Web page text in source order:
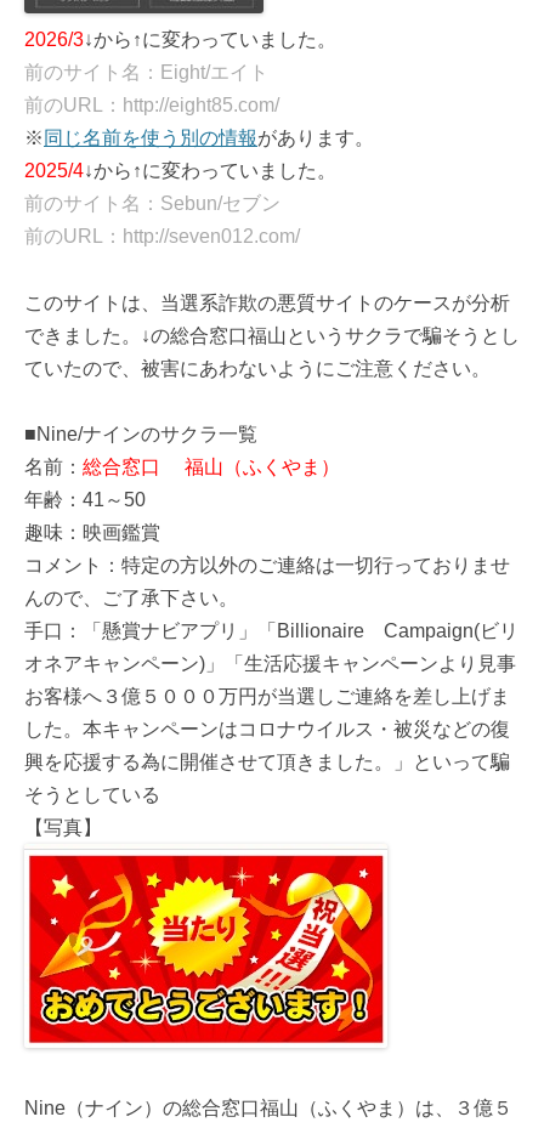
2026/3↓から↑に変わっていました。
前のサイト名：Eight/エイト
前のURL：http://eight85.com/
※ 同じ名前を使う別の情報があります。
2025/4↓から↑に変わっていました。
前のサイト名：Sebun/セブン
前のURL：http://seven012.com/
このサイトは、当選系詐欺の悪質サイトのケースが分析
できました。↓の総合窓口福山というサクラで騙そうとし
ていたので、被害にあわないようにご注意ください。
■Nine/ナインのサクラ一覧
名前： 総合窓口 福山（ふくやま）
年齢：41～50
趣味：映画鑑賞
コメント：特定の方以外のご連絡は一切行っておりませ
んので、ご了承下さい。
手口：「懸賞ナビアプリ」「Billionaire Campaign(ビリ
オネアキャンペーン)」「生活応援キャンペーンより見事
お客様へ３億５０００万円が当選しご連絡を差し上げま
した。本キャンペーンはコロナウイルス・被災などの復
興を応援する為に開催させて頂きました。」といって騙
そうとしている
【写真】
Nine（ナイン）の総合窓口福山（ふくやま）は、３億５